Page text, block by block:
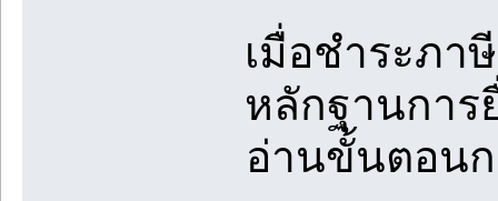
เมื่อชำระภา
หลักฐานการ
อ่านขั้นตอนก